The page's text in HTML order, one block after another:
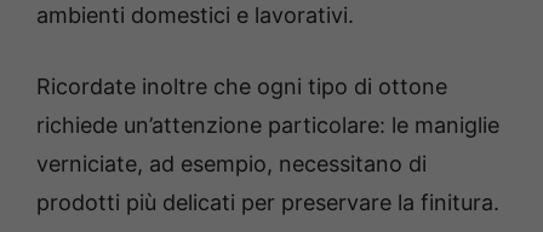
ambienti domestici e lavorativi.
Ricordate inoltre che ogni tipo di ottone
richiede un’attenzione particolare: le maniglie
verniciate, ad esempio, necessitano di
prodotti più delicati per preservare la finitura.